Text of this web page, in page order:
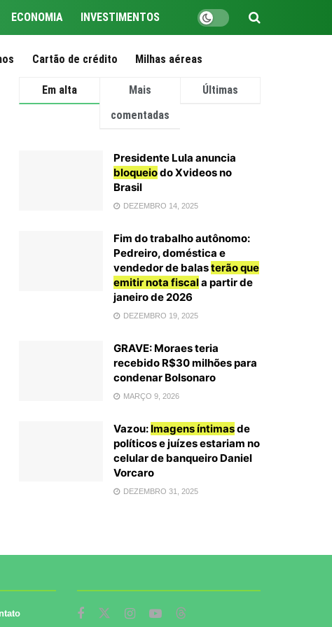
ECONOMIA INVESTIMENTOS
Cartão de crédito Milhas aéreas
Em alta
Mais
comentadas
Últimas
Presidente Lula anuncia
bloqueiodo Xvideos no
Brasil
DEZEMBRO 14, 2025
Fim do trabalho autônomo:
Pedreiro, doméstica e
vendedor de balasterão que
emitir nota fiscala partir de
janeiro de 2026
DEZEMBRO 19, 2025
GRAVE: Moraes teria
recebido R$30 milhões para
condenar Bolsonaro
MARÇO 9, 2026
Vazou: Imagens íntimasde
políticos e juízes estariam no
celular de banqueiro Daniel
Vorcaro
DEZEMBRO 31, 2025